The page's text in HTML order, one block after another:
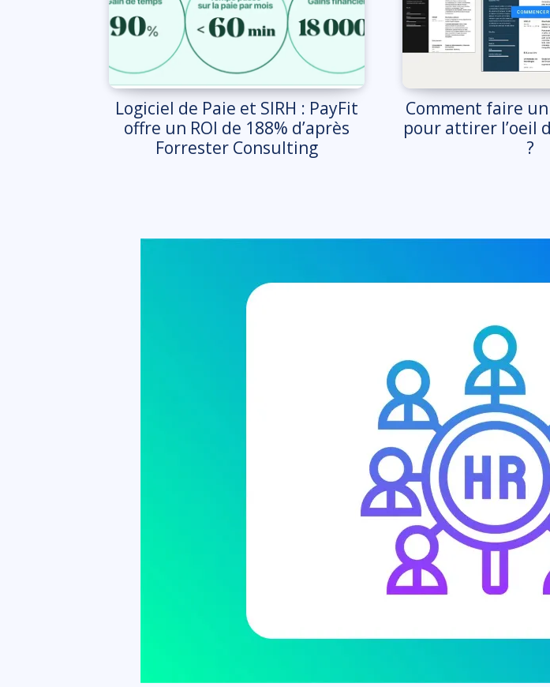
Logiciel de Paie et SIRH : PayFit
offre un ROI de 188% d’après
Forrester Consulting
Comment faire
pour attirer l’oeil
?